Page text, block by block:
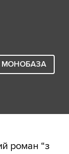
МОНОБАЗА
роман “з